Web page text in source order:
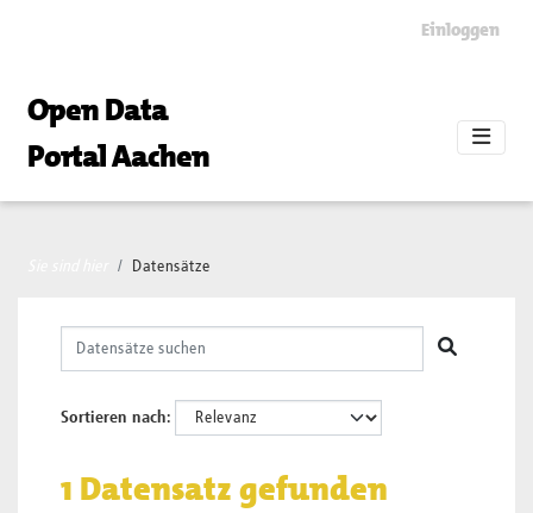
Einloggen
Open Data
Portal Aachen
Datensätze
Sortieren nach
1 Datensatz gefunden